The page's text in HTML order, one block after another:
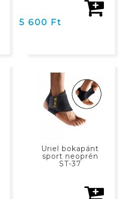
5 600 Ft
KOSÁRBAN
Uriel bokapánt
sport neoprén
ST-37